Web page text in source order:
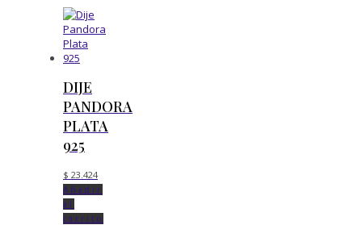
DIJE
PANDORA
PLATA
925
$ 23.424
Añadir
al
carrito